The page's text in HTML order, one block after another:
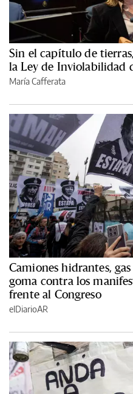
Sin el capítulo de
la Ley de Inviolabilidad
María Cafferata
Camiones hidrantes,
goma contra los
frente al Congreso
elDiarioAR